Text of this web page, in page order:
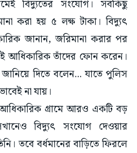
বিদ্যুতের সংযোগ। সবকিছু
করা হয় ৫ লক্ষ টাকা। বিদ্যুৎ
জানান, জরিমানা করার পর
আধিকারিক তাঁদের ফোন করেন।
জানিয়ে দিতে বলেন... যাতে পুলিস
না যায়।
গ্রামে আরও একটি বড়
বিদ্যুৎ সংযোগ দেওয়ার
তবে বর্ধমানের বাড়িতে ফিরলে